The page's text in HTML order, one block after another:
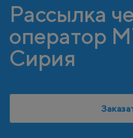
Рассылка
оператор
Сирия